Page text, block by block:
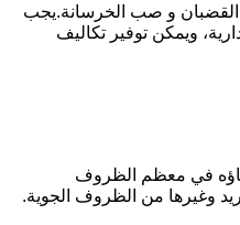
القضبان و صب الخرسانة.يجب
ويمكن توفير تكاليف
في معظم الظروف
وغيرها من الظروف الجوية.